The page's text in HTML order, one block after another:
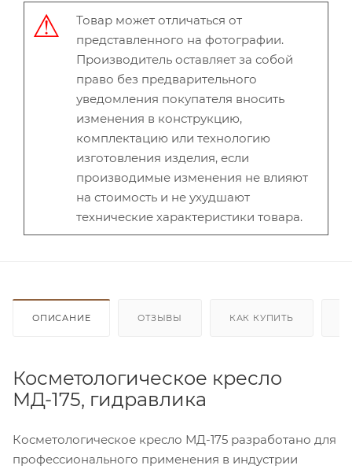
Товар может отличаться от
представленного на фотографии.
Производитель оставляет за собой
право без предварительного
уведомления покупателя вносить
изменения в конструкцию,
комплектацию или технологию
изготовления изделия, если
производимые изменения не влияют
на стоимость и не ухудшают
технические характеристики товара.
ОПИСАНИЕ ОТЗЫВЫ КАК КУПИТЬ
Косметологическое кресло
МД-175, гидравлика
Косметологическое кресло МД-175 разработано для
профессионального применения в индустрии